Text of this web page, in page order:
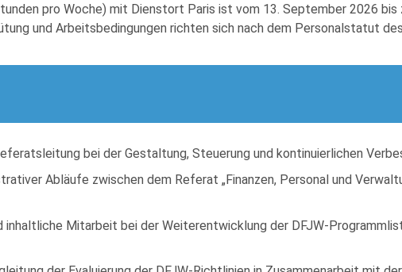
pro Woche) mit Dienstort Paris ist vom 13. September 2026
und Arbeitsbedingungen richten sich nach dem Personalstatut
bei der Gestaltung, Steuerung und kontinuierlichen
Abläufe zwischen dem Referat „Finanzen, Personal und
inhaltliche Mitarbeit bei der Weiterentwicklung der DFJW-